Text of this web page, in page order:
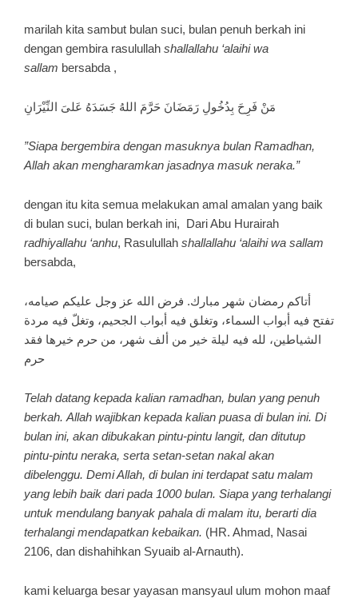
marilah kita sambut bulan suci, bulan penuh berkah ini
dengan gembira rasulullah shallallahu ‘alaihi wa
sallam bersabda ,
مَنْ فَرِحَ بِدُخُولِ رَمَضَانَ حَرَّمَ اللهُ جَسَدَهُ عَلىَ النِّيْرَانِ
”Siapa bergembira dengan masuknya bulan Ramadhan,
Allah akan mengharamkan jasadnya masuk neraka.”
dengan itu kita semua melakukan amal amalan yang baik
di bulan suci, bulan berkah ini, Dari Abu Hurairah
radhiyallahu ‘anhu, Rasulullah shallallahu ‘alaihi wa sallam
bersabda,
أتاكم رمضان شهر مبارك. فرض الله عز وجل عليكم صيامه،
تفتح فيه أبواب السماء، وتغلق فيه أبواب الجحيم، وتغلّ فيه مردة
الشياطين، لله فيه ليلة خير من ألف شهر، من حرم خيرها فقد
حرم
Telah datang kepada kalian ramadhan, bulan yang penuh
berkah. Allah wajibkan kepada kalian puasa di bulan ini. Di
bulan ini, akan dibukakan pintu-pintu langit, dan ditutup
pintu-pintu neraka, serta setan-setan nakal akan
dibelenggu. Demi Allah, di bulan ini terdapat satu malam
yang lebih baik dari pada 1000 bulan. Siapa yang terhalangi
untuk mendulang banyak pahala di malam itu, berarti dia
terhalangi mendapatkan kebaikan. (HR. Ahmad, Nasai
2106, dan dishahihkan Syuaib al-Arnauth).
kami keluarga besar yayasan mansyaul ulum mohon maaf